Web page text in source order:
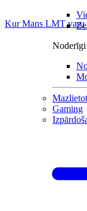
Noderīgi
Gaming
Kur Mans LMT varu